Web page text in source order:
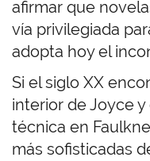
afirmar que
vía privilegiada
adopta hoy el
Si el siglo XX
interior de Joyce
técnica en
más sofisticadas